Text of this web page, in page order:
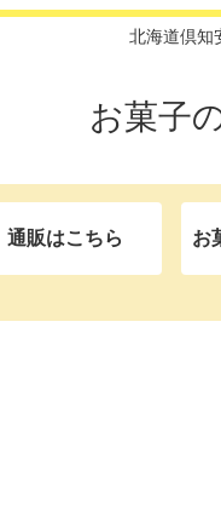
北海道倶知
お菓子
通販はこちら お